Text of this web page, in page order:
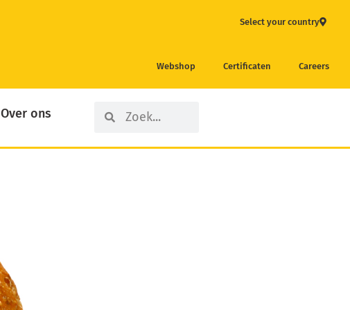
Select your country
Webshop Certificaten Careers
Over ons SearchSearch